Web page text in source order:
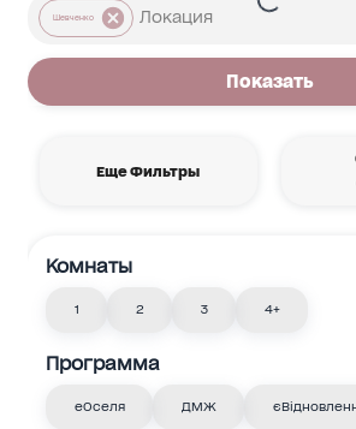
Шевченко
Показать
Еще Фильтры
Комнаты
1 2 3 4+
Программа
еОселя ДМЖ